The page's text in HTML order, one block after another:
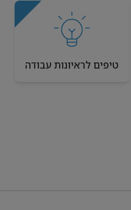
טיפים לראיונות עבודה